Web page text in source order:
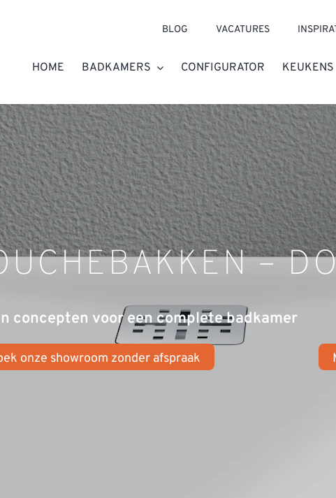
BLOG VACATURES
HOME BADKAMERS CONFIGURATOR KEUKENS
–
concepten voor een complete badkamer
onze showroom zonder afspraak